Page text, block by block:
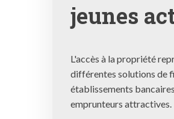
jeunes
L'accès à la propriété
différentes solutions de
établissements
emprunteurs attractives.